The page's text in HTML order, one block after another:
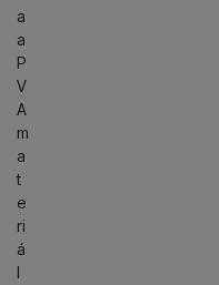
a
a
P
V
A
m
a
t
e
ri
á
l